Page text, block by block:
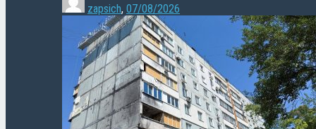
zapsich, 07/08/2026